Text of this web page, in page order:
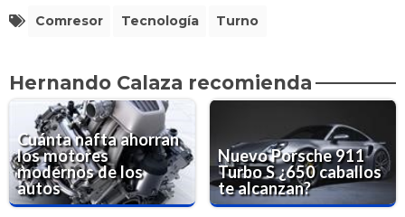
Comresor Tecnología Turno
Hernando Calaza recomienda
Cuánta nafta ahorran
los motores
modernos de los
autos
Nuevo Porsche 911
Turbo S ¿650 caballos
te alcanzan?